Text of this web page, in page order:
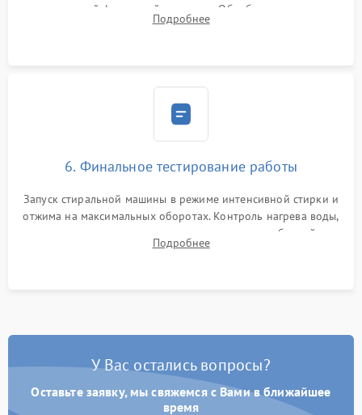
надежной фиксацией хомутами. Обработка стыков
герметиком для предотвращения возможных протечек воды.
Подробнее
6. Финальное тестирование работы
Запуск стиральной машины в режиме интенсивной стирки и
отжима на максимальных оборотах. Контроль нагрева воды,
корректности слива, отсутствия излишних вибраций,
посторонних стуков и протечек под корпусом.
Подробнее
У Вас остались вопросы?
Оставьте заявку, мы свяжемся с Вами в ближайшее
время